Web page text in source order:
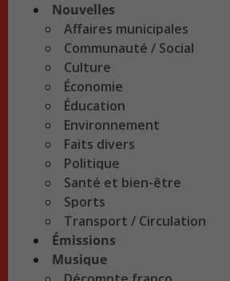
Nouvelles
Affaires municipales
Communauté / Social
Culture
Économie
Éducation
Environnement
Faits divers
Politique
Santé et bien-être
Sports
Transport / Circulation
Émissions
Musique